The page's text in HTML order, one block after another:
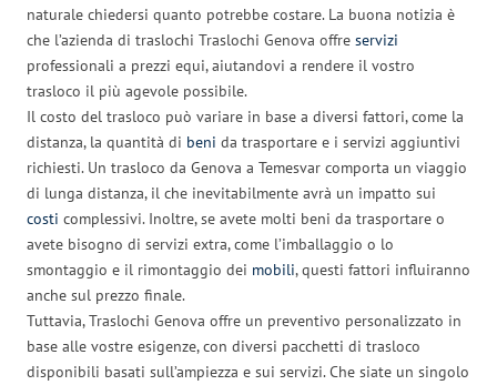
naturale chiedersi quanto potrebbe costare. La buona notizia è
che l’azienda di traslochi Traslochi Genova offre servizi
professionali a prezzi equi, aiutandovi a rendere il vostro
trasloco il più agevole possibile.
Il costo del trasloco può variare in base a diversi fattori, come la
distanza, la quantità di beni da trasportare e i servizi aggiuntivi
richiesti. Un trasloco da Genova a Temesvar comporta un viaggio
di lunga distanza, il che inevitabilmente avrà un impatto sui
costi complessivi. Inoltre, se avete molti beni da trasportare o
avete bisogno di servizi extra, come l’imballaggio o lo
smontaggio e il rimontaggio dei mobili, questi fattori influiranno
anche sul prezzo finale.
Tuttavia, Traslochi Genova offre un preventivo personalizzato in
base alle vostre esigenze, con diversi pacchetti di trasloco
disponibili basati sull’ampiezza e sui servizi. Che siate un singolo